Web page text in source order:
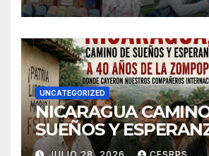
participa
UNCATEGORIZED
NICARAGUA
SUEÑOS Y
años de La